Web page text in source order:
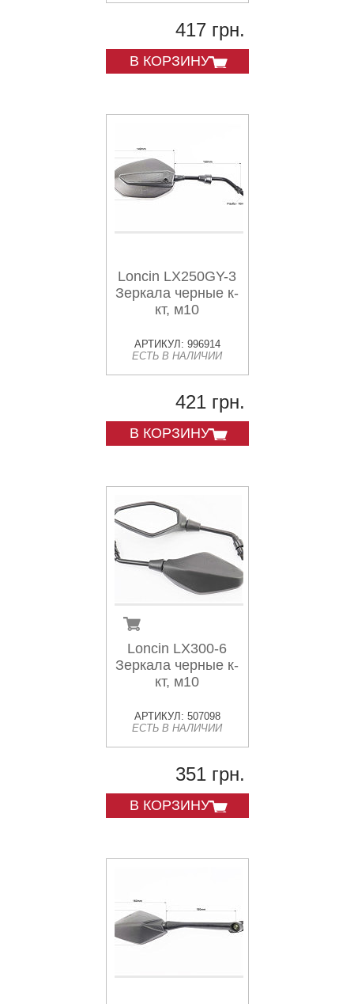
417 грн.
В КОРЗИНУ
Loncin LX250GY-3
Зеркала черные к-
кт, м10
АРТИКУЛ: 996914
ЕСТЬ В НАЛИЧИИ
421 грн.
В КОРЗИНУ
Loncin LX300-6
Зеркала черные к-
кт, м10
АРТИКУЛ: 507098
ЕСТЬ В НАЛИЧИИ
351 грн.
В КОРЗИНУ